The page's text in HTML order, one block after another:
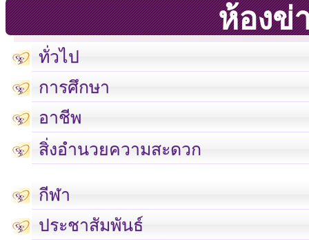
ห้องข่
ทั่วไป
การศึกษา
อาชีพ
สิ่งอำนวยความสะดวก
กีฬา
ประชาสัมพันธ์